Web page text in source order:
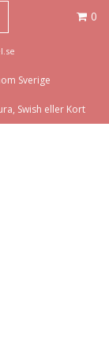
0
Sverige
Swish eller Kort